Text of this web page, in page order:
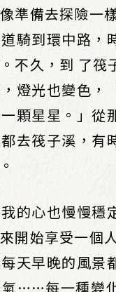
準備去探險一
騎到環中路，
不久，到 了筏
燈光也變色，
顆星星。」從
去筏子溪，有
我的心也慢慢穩
開始享受一個
天早晚的風景
氣……每一種變